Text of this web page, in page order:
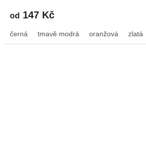
od 147 Kč
černá tmavě modrá oranžová zlatá